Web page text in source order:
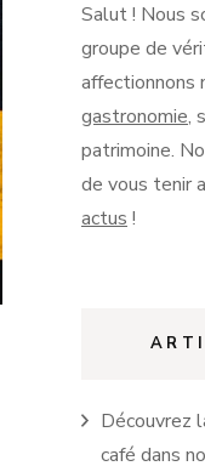
Salut ! Nous
groupe de
affectionnons
gastronomie,
patrimoine.
de vous tenir
actus !
Découvrez
café dans